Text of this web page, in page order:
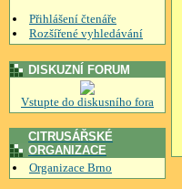
Přihlášení čtenáře
Rozšířené vyhledávání
DISKUZNÍ FORUM
Vstupte do diskusního fora
CITRUSÁŘSKÉ
ORGANIZACE
Organizace Brno